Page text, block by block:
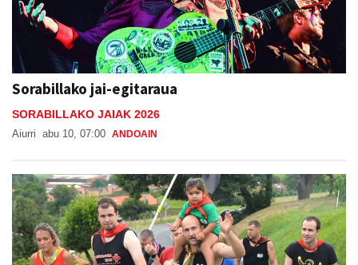
Sorabillako jai-egitaraua
SORABILLAKO JAIAK 2026
Aiurri abu 10, 07:00 ANDOAIN